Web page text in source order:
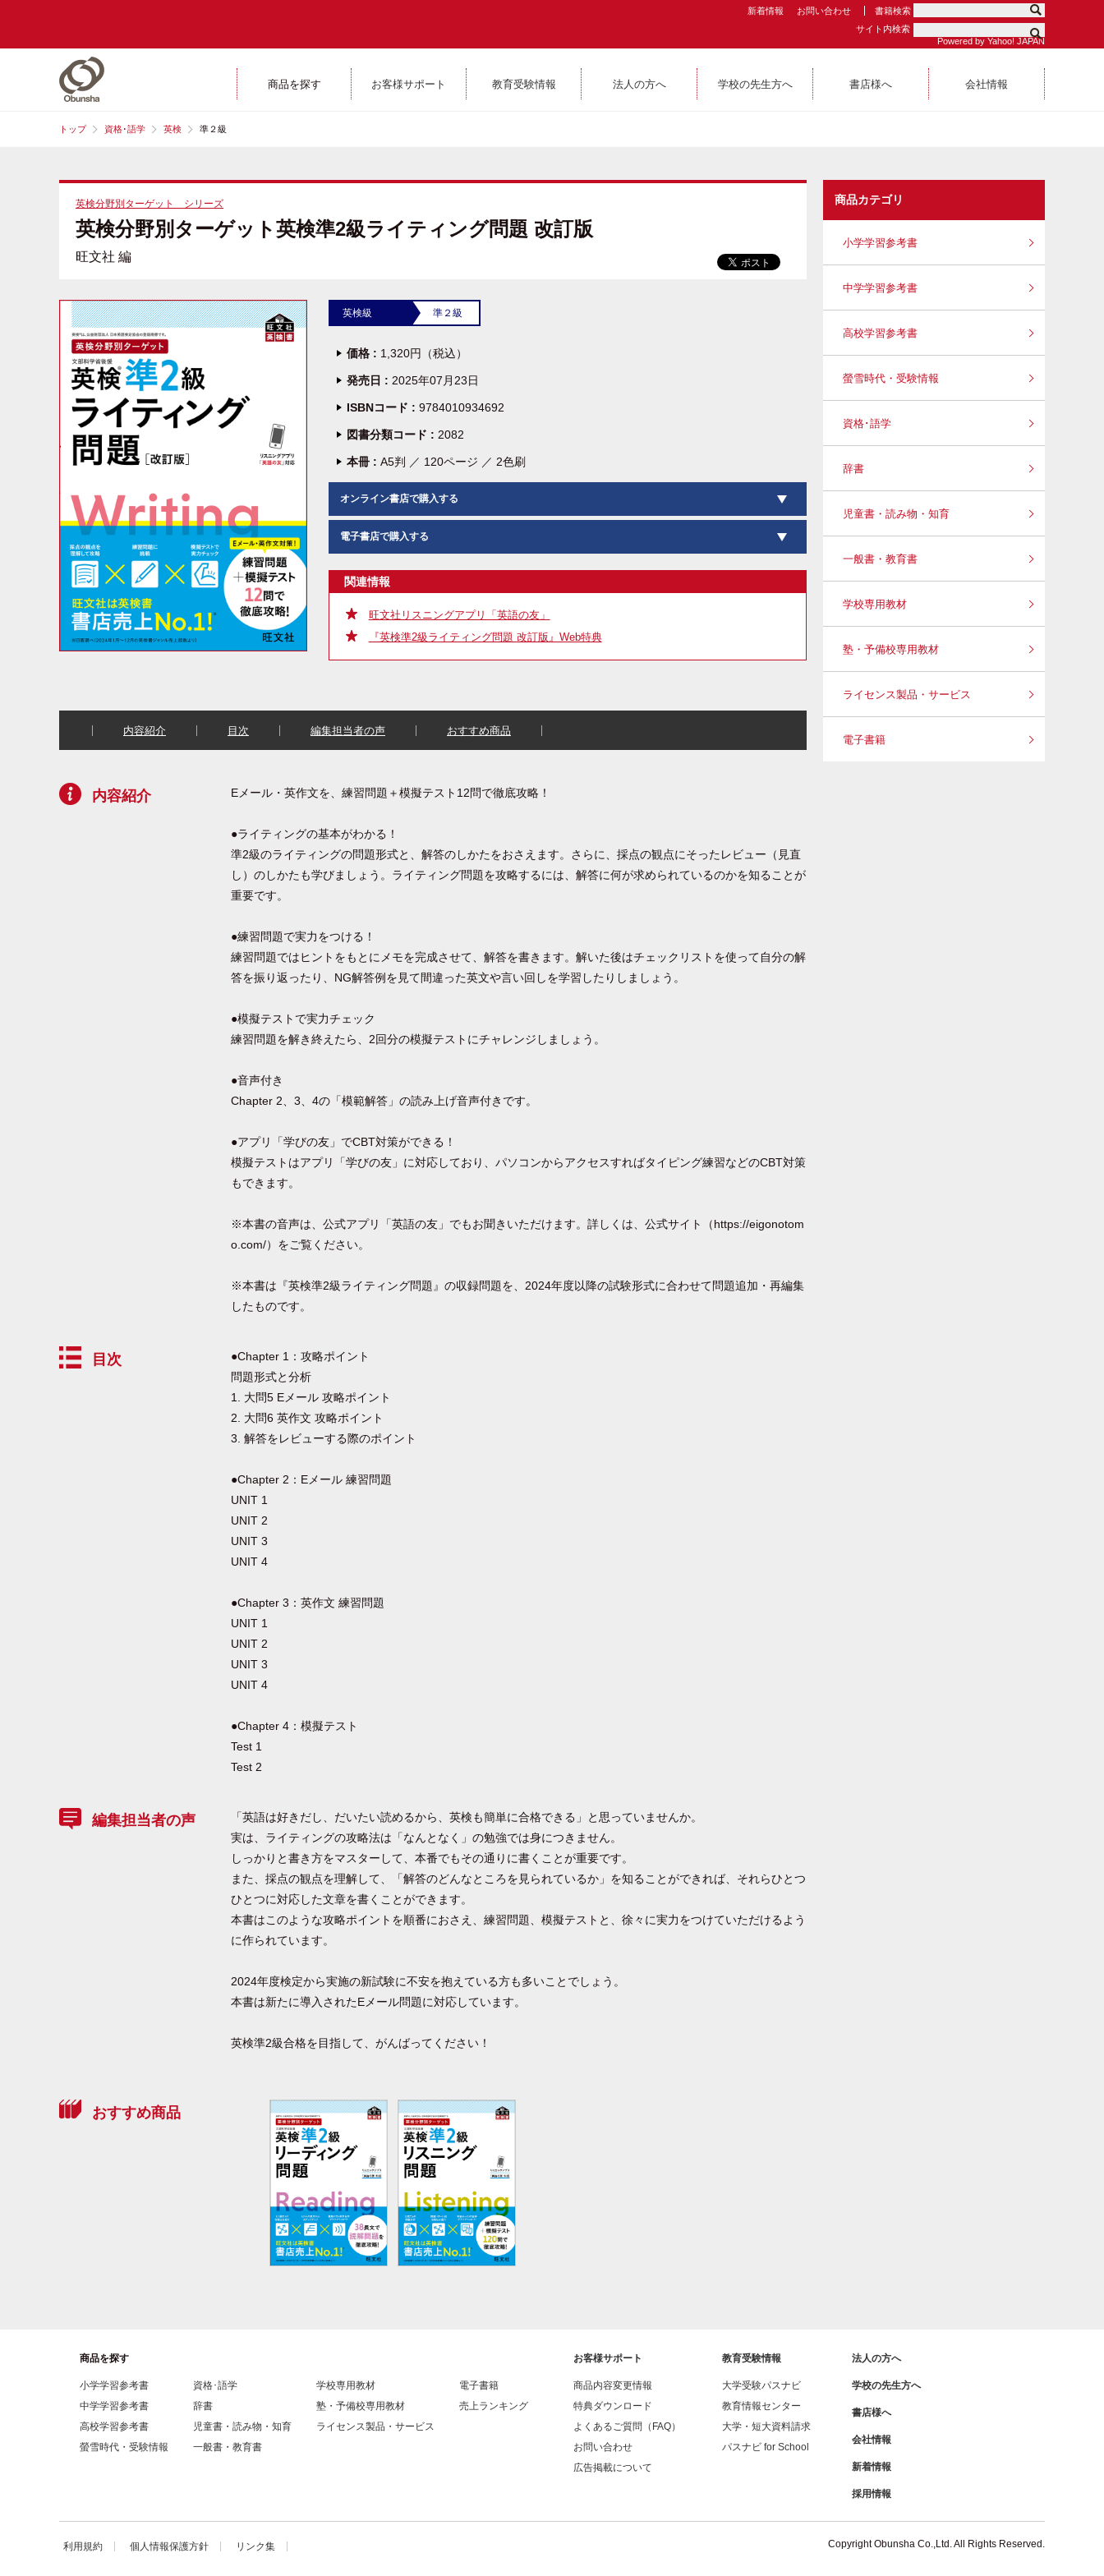
新着情報 お問い合わせ
書籍検索
サイト内検索
Powered by Yahoo! JAPAN
商品を探す お客様サポート 教育受験情報 法人の方へ 学校の先生方へ 書店様へ 会社情報
トップ 資格･語学 英検 準２級
英検分野別ターゲット シリーズ
英検分野別ターゲット英検準2級ライティング問題 改訂版
旺文社 編
英検級 準２級
価格 : 1,320円（税込）
発売日 : 2025年07月23日
ISBNコード : 9784010934692
図書分類コード : 2082
本冊 : A5判 ／ 120ページ ／ 2色刷
オンライン書店で購入する
電子書店で購入する
関連情報
旺文社リスニングアプリ「英語の友」
『英検準2級ライティング問題 改訂版』Web特典
内容紹介 目次 編集担当者の声 おすすめ商品
内容紹介 Eメール・英作文を、練習問題＋模擬テスト12問で徹底攻略！
●ライティングの基本がわかる！
準2級のライティングの問題形式と、解答のしかたをおさえます。さらに、採点の観点にそったレビュー（見直
し）のしかたも学びましょう。ライティング問題を攻略するには、解答に何が求められているのかを知ることが
重要です。
●練習問題で実力をつける！
練習問題ではヒントをもとにメモを完成させて、解答を書きます。解いた後はチェックリストを使って自分の解
答を振り返ったり、NG解答例を見て間違った英文や言い回しを学習したりしましょう。
●模擬テストで実力チェック
練習問題を解き終えたら、2回分の模擬テストにチャレンジしましょう。
●音声付き
Chapter 2、3、4の「模範解答」の読み上げ音声付きです。
●アプリ「学びの友」でCBT対策ができる！
模擬テストはアプリ「学びの友」に対応しており、パソコンからアクセスすればタイピング練習などのCBT対策
もできます。
※本書の音声は、公式アプリ「英語の友」でもお聞きいただけます。詳しくは、公式サイト（https://eigonotom
o.com/）をご覧ください。
※本書は『英検準2級ライティング問題』の収録問題を、2024年度以降の試験形式に合わせて問題追加・再編集
したものです。
目次
●Chapter 1：攻略ポイント
問題形式と分析
1. 大問5 Eメール 攻略ポイント
2. 大問6 英作文 攻略ポイント
3. 解答をレビューする際のポイント
●Chapter 2：Eメール 練習問題
UNIT 1
UNIT 2
UNIT 3
UNIT 4
●Chapter 3：英作文 練習問題
UNIT 1
UNIT 2
UNIT 3
UNIT 4
●Chapter 4：模擬テスト
Test 1
Test 2
編集担当者の声
「英語は好きだし、だいたい読めるから、英検も簡単に合格できる」と思っていませんか。
実は、ライティングの攻略法は「なんとなく」の勉強では身につきません。
しっかりと書き方をマスターして、本番でもその通りに書くことが重要です。
また、採点の観点を理解して、「解答のどんなところを見られているか」を知ることができれば、それらひとつ
ひとつに対応した文章を書くことができます。
本書はこのような攻略ポイントを順番におさえ、練習問題、模擬テストと、徐々に実力をつけていただけるよう
に作られています。
2024年度検定から実施の新試験に不安を抱えている方も多いことでしょう。
本書は新たに導入されたEメール問題に対応しています。
英検準2級合格を目指して、がんばってください！
おすすめ商品
商品カテゴリ
小学学習参考書
中学学習参考書
高校学習参考書
螢雪時代・受験情報
資格･語学
辞書
児童書・読み物・知育
一般書・教育書
学校専用教材
塾・予備校専用教材
ライセンス製品・サービス
電子書籍
商品を探す
小学学習参考書
中学学習参考書
高校学習参考書
螢雪時代・受験情報
資格･語学
辞書
児童書・読み物・知育
一般書・教育書
学校専用教材
塾・予備校専用教材
ライセンス製品・サービス
電子書籍
売上ランキング
お客様サポート
商品内容変更情報
特典ダウンロード
よくあるご質問（FAQ）
お問い合わせ
広告掲載について
教育受験情報
大学受験パスナビ
教育情報センター
大学・短大資料請求
パスナビ for School
法人の方へ
学校の先生方へ
書店様へ
会社情報
新着情報
採用情報
利用規約 個人情報保護方針 リンク集 Copyright Obunsha Co.,Ltd. All Rights Reserved.